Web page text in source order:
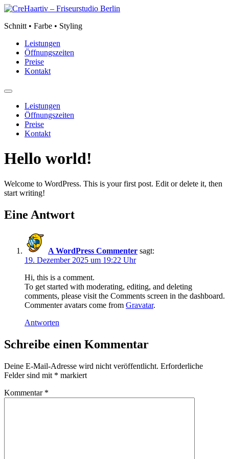
Zum
springen
Schnitt • Farbe • Styling
Leistungen
Öffnungszeiten
Preise
Kontakt
Leistungen
Öffnungszeiten
Preise
Kontakt
Hello world!
Welcome to WordPress. This is your first post. Edit or delete it, then
start writing!
Eine Antwort
A WordPress Commenter sagt:
19. Dezember 2025 um 19:22 Uhr
Hi, this is a comment.
To get started with moderating, editing, and deleting
comments, please visit the Comments screen in the dashboard.
Commenter avatars come from Gravatar.
Antworten
Schreibe einen Kommentar
Deine E-Mail-Adresse wird nicht veröffentlicht. Erforderliche
Felder sind mit * markiert
Kommentar *